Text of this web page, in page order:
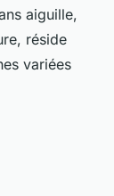
aiguille,
réside
variées